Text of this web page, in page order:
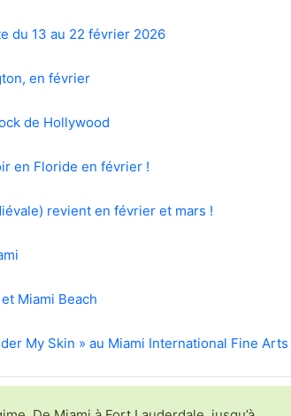
du 13 au 22 février 2026
en février
de Hollywood
en Floride en février !
revient en février et mars !
Miami Beach
My Skin » au Miami International Fine Arts